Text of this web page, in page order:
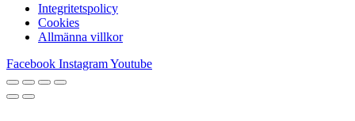
Integritetspolicy
Cookies
Allmänna villkor
Facebook InstagramYoutube